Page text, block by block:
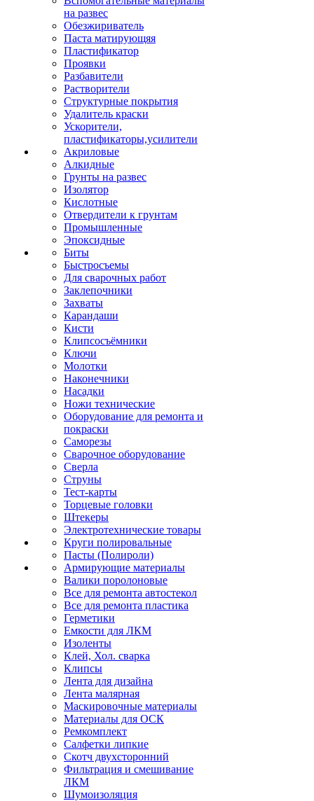
на развес
Обезжириватель
Паста матирующяя
Пластификатор
Проявки
Разбавители
Растворители
Структурные покрытия
Удалитель краски
Ускорители,
пластификаторы,усилители
Акриловые
Алкидные
Грунты на развес
Изолятор
Кислотные
Отвердители к грунтам
Промышленные
Эпоксидные
Биты
Быстросъемы
Для сварочных работ
Заклепочники
Захваты
Карандаши
Кисти
Клипсосъёмники
Ключи
Молотки
Наконечники
Насадки
Ножи технические
Оборудование для ремонта и
покраски
Саморезы
Сварочное оборудование
Сверла
Струны
Тест-карты
Торцевые головки
Штекеры
Электротехнические товары
Круги полировальные
Пасты (Полироли)
Армирующие материалы
Валики поролоновые
Все для ремонта автостекол
Все для ремонта пластика
Герметики
Емкости для ЛКМ
Изоленты
Клей, Хол. сварка
Клипсы
Лента для дизайна
Лента малярная
Маскировочные материалы
Материалы для ОСК
Ремкомплект
Салфетки липкие
Скотч двухсторонний
Фильтрация и смешивание
ЛКМ
Шумоизоляция